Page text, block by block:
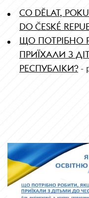
CO DĚLAT,
DO ČESKÉ
ЩО
ПРИЇХАЛИ З
РЕСПУБЛІКИ? -